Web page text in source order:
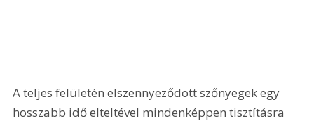
A teljes felületén elszennyeződött szőnyegek egy
hosszabb idő elteltével mindenképpen tisztításra